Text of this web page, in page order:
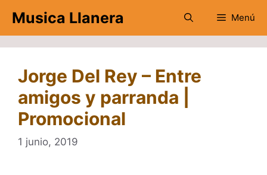
contenido
Musica Llanera Menú
Jorge Del Rey – Entre
amigos y parranda |
Promocional
1 junio, 2019